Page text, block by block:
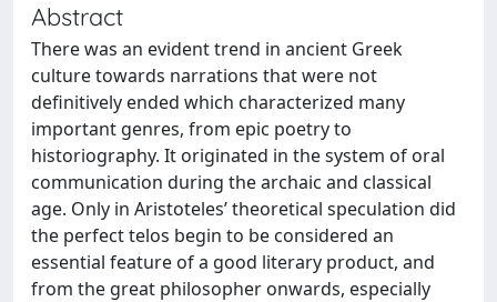
Abstract
There was an evident trend in ancient Greek
culture towards narrations that were not
definitively ended which characterized many
important genres, from epic poetry to
historiography. It originated in the system of oral
communication during the archaic and classical
age. Only in Aristoteles’ theoretical speculation did
the perfect telos begin to be considered an
essential feature of a good literary product, and
from the great philosopher onwards, especially